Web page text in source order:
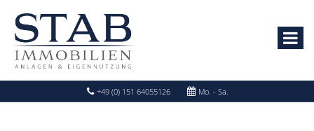
+49 (0) 151 64055126 Mo. - Sa.